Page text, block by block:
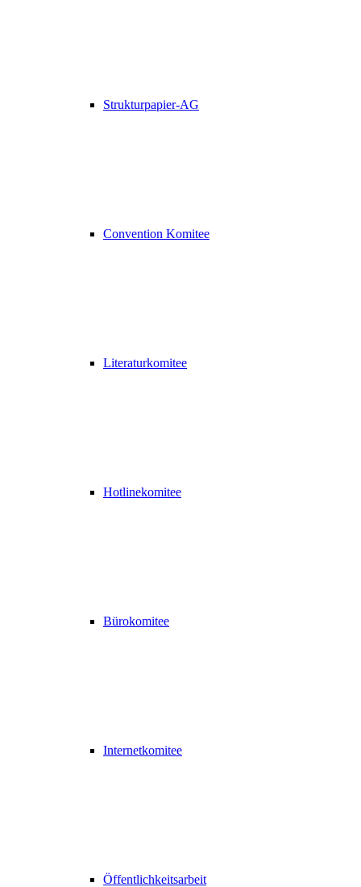
Strukturpapier-AG
Convention Komitee
Literaturkomitee
Hotlinekomitee
Bürokomitee
Internetkomitee
Öffentlichkeitsarbeit